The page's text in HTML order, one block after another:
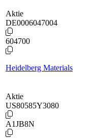
Aktie
DE0006047004
604700
Heidelberg Materials
Aktie
US80585Y3080
A1JB8N